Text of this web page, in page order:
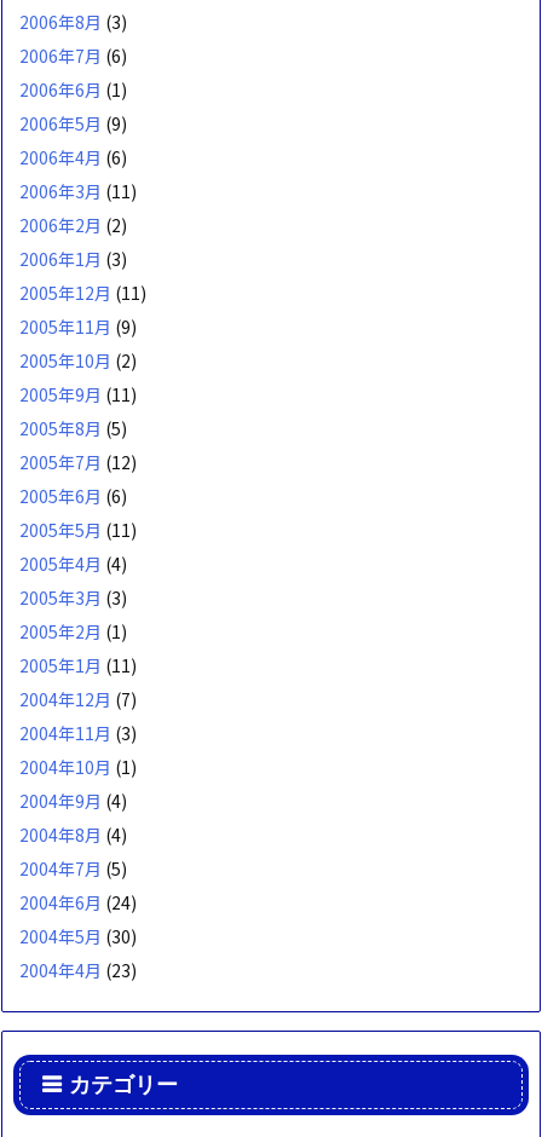
2006年8月 (3)
2006年7月 (6)
2006年6月 (1)
2006年5月 (9)
2006年4月 (6)
2006年3月 (11)
2006年2月 (2)
2006年1月 (3)
2005年12月 (11)
2005年11月 (9)
2005年10月 (2)
2005年9月 (11)
2005年8月 (5)
2005年7月 (12)
2005年6月 (6)
2005年5月 (11)
2005年4月 (4)
2005年3月 (3)
2005年2月 (1)
2005年1月 (11)
2004年12月 (7)
2004年11月 (3)
2004年10月 (1)
2004年9月 (4)
2004年8月 (4)
2004年7月 (5)
2004年6月 (24)
2004年5月 (30)
2004年4月 (23)
カテゴリー